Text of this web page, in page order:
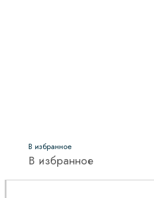
В избранное
В избранное